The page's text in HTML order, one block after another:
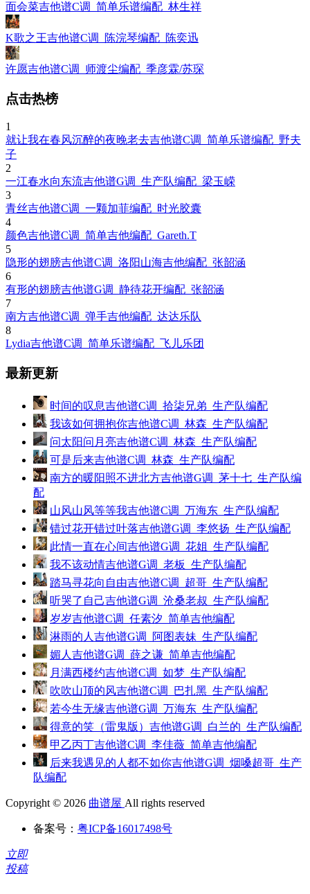
面会菜吉他谱C调_简单乐谱编配_林生祥
K歌之王吉他谱C调_陈浣琴编配_陈奕迅
许愿吉他谱C调_师渡尘编配_季彦霖/苏琛
点击热榜
1
就让我在春风沉醉的夜晚老去吉他谱C调_简单乐谱编配_野夫
子
2
一江春水向东流吉他谱G调_生产队编配_梁玉嵘
3
青丝吉他谱C调_一颗加菲编配_时光胶囊
4
颜色吉他谱C调_简单吉他编配_Gareth.T
5
隐形的翅膀吉他谱C调_洛阳山海吉他编配_张韶涵
6
有形的翅膀吉他谱G调_静待花开编配_张韶涵
7
南方吉他谱C调_弹手吉他编配_达达乐队
8
Lydia吉他谱C调_简单乐谱编配_飞儿乐团
最新更新
时间的叹息吉他谱C调_拾柒兄弟_生产队编配
我该如何拥抱你吉他谱C调_林森_生产队编配
问太阳问月亮吉他谱C调_林森_生产队编配
可是后来吉他谱C调_林森_生产队编配
南方的暖阳照不进北方吉他谱G调_茅十七_生产队编
配
山风山风等等我吉他谱C调_万海东_生产队编配
错过花开错过叶落吉他谱G调_李悠扬_生产队编配
此情一直在心间吉他谱G调_花姐_生产队编配
我不该动情吉他谱G调_老板_生产队编配
踏马寻花向自由吉他谱C调_超哥_生产队编配
听哭了自己吉他谱G调_沧桑老叔_生产队编配
岁岁吉他谱C调_任素汐_简单吉他编配
淋雨的人吉他谱G调_阿图表妹_生产队编配
媚人吉他谱G调_薛之谦_简单吉他编配
月满西楼约吉他谱C调_如梦_生产队编配
吹吹山顶的风吉他谱C调_巴扎黑_生产队编配
若今生无缘吉他谱G调_万海东_生产队编配
得意的笑（雷鬼版）吉他谱G调_白兰的_生产队编配
甲乙丙丁吉他谱C调_李佳薇_简单吉他编配
后来我遇见的人都不如你吉他谱G调_烟嗓超哥_生产
队编配
Copyright © 2026 曲谱屋 All rights reserved
备案号： 粤ICP备16017498号
立即
投稿